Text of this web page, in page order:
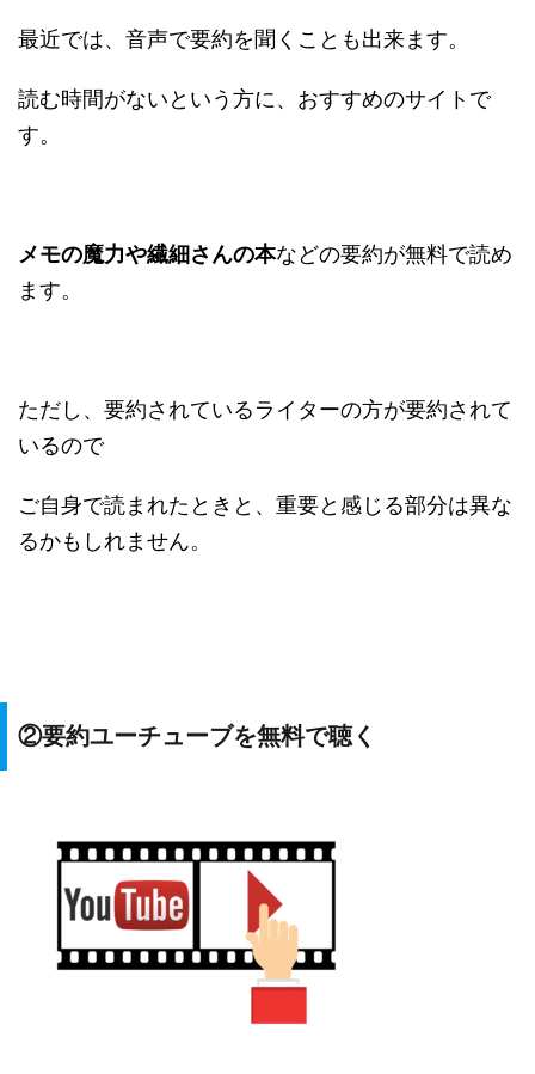
最近では、音声で要約を聞くことも出来ます。
読む時間がないという方に、おすすめのサイトで
す。
メモの魔力や繊細さんの本などの要約が無料で読め
ます。
ただし、要約されているライターの方が要約されて
いるので
ご自身で読まれたときと、重要と感じる部分は異な
るかもしれません。
②要約ユーチューブを無料で聴く